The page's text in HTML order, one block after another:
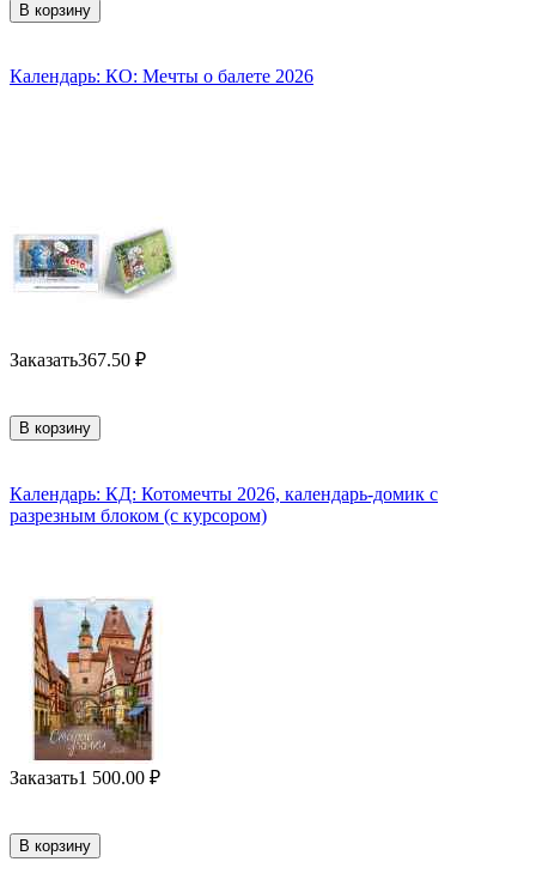
В корзину
Календарь: КО: Мечты о балете 2026
Заказать367.50 ₽
В корзину
Календарь: КД: Котомечты 2026, календарь-домик с
разрезным блоком (с курсором)
Заказать1 500.00 ₽
В корзину